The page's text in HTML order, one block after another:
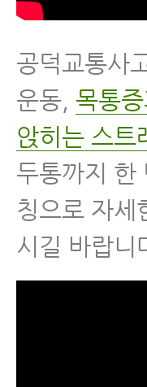
공덕교통사
운동, 목통
앉히는 스트
두통까지 한
칭으로 자세
시길 바랍니